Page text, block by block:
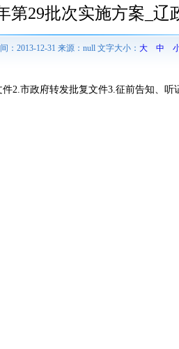
第29批次实施方案_辽
：2013-12-31 来源：null 文字大小： 大 中
2.市政府转发批复文件3.征前告知、听